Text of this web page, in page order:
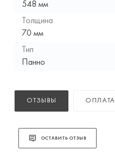
548 мм
Толщина
70 мм
Тип
Панно
ОТЗЫВЫ ОПЛАТА
ОСТАВИТЬ ОТЗЫВ